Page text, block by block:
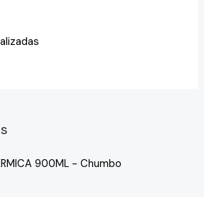
900ML - Chumbo